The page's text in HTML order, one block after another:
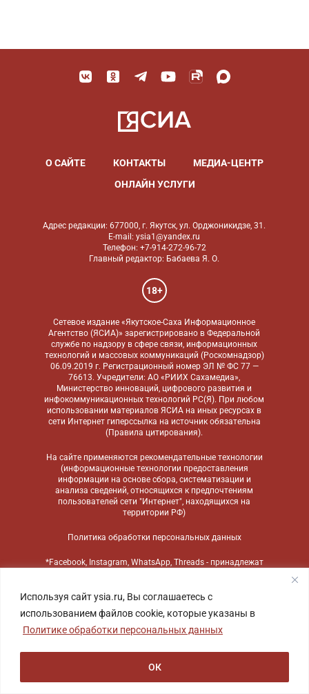
Используя сайт ysia.ru, Вы соглашаетесь с
использованием файлов cookie, которые указаны в
Политике обработки персональных данных
ОК
О САЙТЕ КОНТАКТЫ
МЕДИА-ЦЕНТР
ОНЛАЙН УСЛУГИ
Адрес редакции: 677000, г. Якутск, ул. Орджоникидзе, 31.
E-mail: ysia1@yandex.ru
Телефон: +7-914-272-96-72
Главный редактор: Бабаева Я. О.
18+
Сетевое издание «Якутское-Саха Информационное
Агентство (ЯСИА)» зарегистрировано в Федеральной
службе по надзору в сфере связи, информационных
технологий и массовых коммуникаций (Роскомнадзор)
06.09.2019 г. Регистрационный номер ЭЛ № ФС 77 —
76613. Учредители: АО «РИИХ Сахамедиа»,
Министерство инноваций, цифрового развития и
инфокоммуникационных технологий РС(Я). При любом
использовании материалов ЯСИА на иных ресурсах в
сети Интернет гиперссылка на источник обязательна
(Правила цитирования).
На сайте применяются рекомендательные технологии
(информационные технологии предоставления
информации на основе сбора, систематизации и
анализа сведений, относящихся к предпочтениям
пользователей сети "Интернет", находящихся на
территории РФ)
Политика обработки персональных данных
*Facebook, Instagram, WhatsApp, Threads - принадлежат